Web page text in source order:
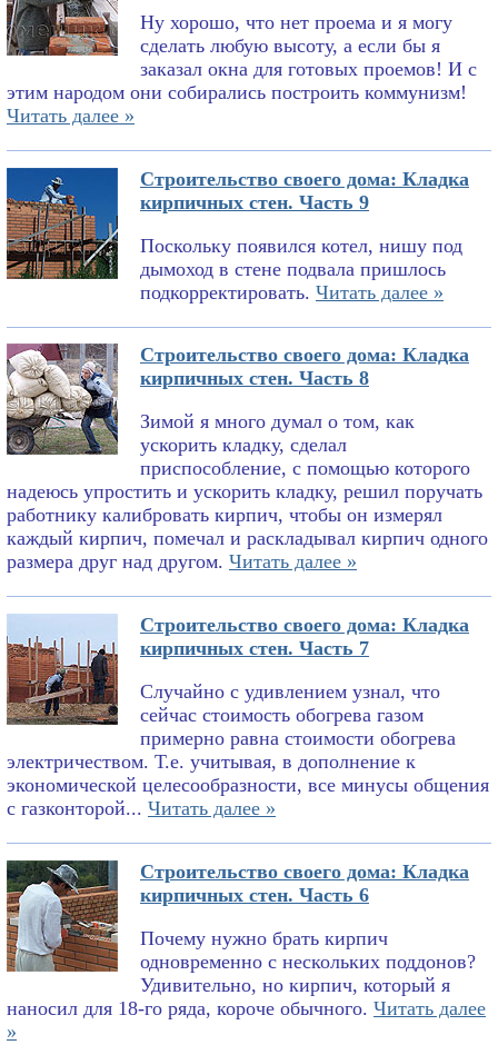
Ну хорошо, что нет проема и я могу
сделать любую высоту, а если бы я
заказал окна для готовых проемов! И с
этим народом они собирались построить коммунизм!
Читать далее »
Строительство своего дома: Кладка
кирпичных стен. Часть 9
Поскольку появился котел, нишу под
дымоход в стене подвала пришлось
подкорректировать. Читать далее »
Строительство своего дома: Кладка
кирпичных стен. Часть 8
Зимой я много думал о том, как
ускорить кладку, сделал
приспособление, с помощью которого
надеюсь упростить и ускорить кладку, решил поручать
работнику калибровать кирпич, чтобы он измерял
каждый кирпич, помечал и раскладывал кирпич одного
размера друг над другом. Читать далее »
Строительство своего дома: Кладка
кирпичных стен. Часть 7
Случайно с удивлением узнал, что
сейчас стоимость обогрева газом
примерно равна стоимости обогрева
электричеством. Т.е. учитывая, в дополнение к
экономической целесообразности, все минусы общения
с газконторой... Читать далее »
Строительство своего дома: Кладка
кирпичных стен. Часть 6
Почему нужно брать кирпич
одновременно с нескольких поддонов?
Удивительно, но кирпич, который я
наносил для 18-го ряда, короче обычного. Читать далее
»